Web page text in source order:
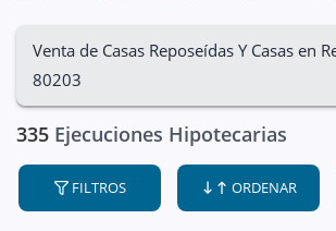
Venta de Casas Reposeídas Y Casas en
80203
335 Ejecuciones Hipotecarias
FILTROS ORDENAR